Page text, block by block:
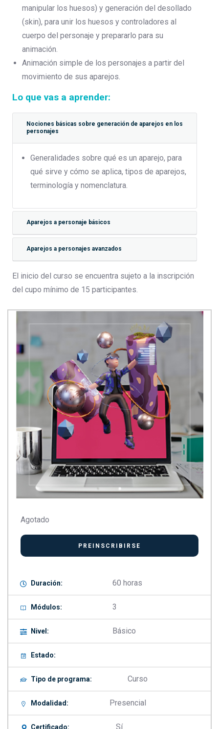
manipular los huesos) y generación del desollado
(skin), para unir los huesos y controladores al
cuerpo del personaje y prepararlo para su
animación.
Animación simple de los personajes a partir del
movimiento de sus aparejos.
Lo que vas a aprender:
Nociones básicas sobre generación de aparejos en los
personajes
Generalidades sobre qué es un aparejo, para
qué sirve y cómo se aplica, tipos de aparejos,
terminología y nomenclatura.
Aparejos a personaje básicos
Aparejos a personajes avanzados
El inicio del curso se encuentra sujeto a la inscripción
del cupo mínimo de 15 participantes.
Agotado
Duración: 60 horas
Módulos: 3
Nivel: Básico
Estado:
Tipo de programa: Curso
Modalidad: Presencial
Certificado: Sí